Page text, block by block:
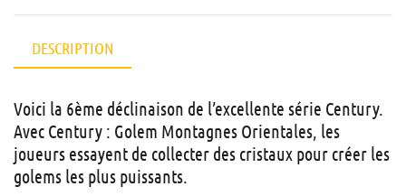
DESCRIPTION
Voici la 6ème déclinaison de l’excellente série Century.
Avec Century : Golem Montagnes Orientales, les
joueurs essayent de collecter des cristaux pour créer les
golems les plus puissants.